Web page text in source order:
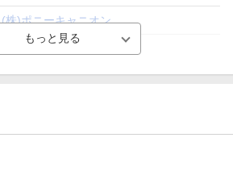
(株)ポニーキャニオン
A3! PLEASANT SUMMER EP